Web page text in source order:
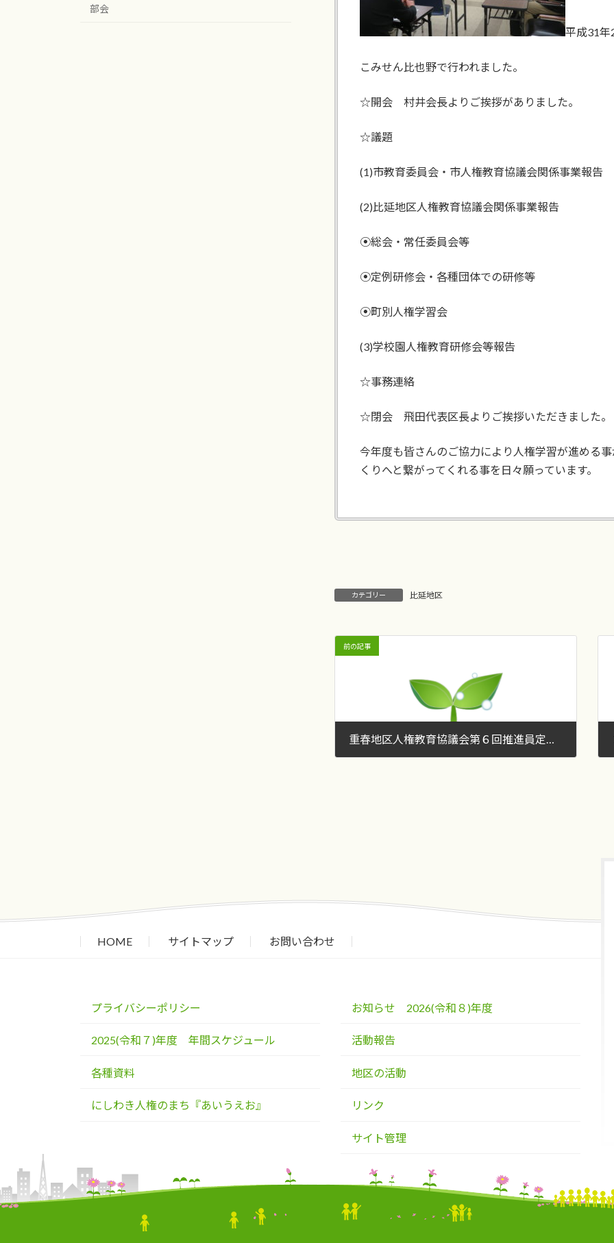
平成31年
こみせん比也野で行われました。
☆開会 村井会長よりご挨拶がありました。
☆議題
(1)市教育委員会・市人権教育協議会関係事業報告
(2)比延地区人権教育協議会関係事業報告
⦿総会・常任委員会等
⦿定例研修会・各種団体での研修等
⦿町別人権学習会
(3)学校園人権教育研修会等報告
☆事務連絡
☆閉会 飛田代表区長よりご挨拶いただきました。
今年度も皆さんのご協力により人権学習が進める
くりへと繋がってくれる事を日々願っています。
カテゴリー 比延地区
前の記事
部会
HOME サイトマップ お問い合わせ
プライバシーポリシー
2025(令和７)年度 年間スケジュール
各種資料
にしわき人権のまち『あいうえお』
お知らせ 2026(令和８)年度
活動報告
地区の活動
リンク
サイト管理